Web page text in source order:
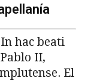
hac beati
II,
El